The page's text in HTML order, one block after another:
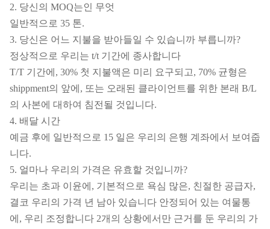
2. 당신의 MOQ는인 무엇
일반적으로 35 톤.
3. 당신은 어느 지불을 받아들일 수 있습니까 부릅니까?
정상적으로 우리는 t/t 기간에 종사합니다
T/T 기간에, 30% 첫 지불액은 미리 요구되고, 70% 균형은
shippment의 앞에, 또는 오래된 클라이언트를 위한 본래 B/L
의 사본에 대하여 침전될 것입니다.
4. 배달 시간
예금 후에 일반적으로 15 일은 우리의 은행 계좌에서 보여줍
니다.
5. 얼마나 우리의 가격은 유효할 것입니까?
우리는 초과 이윤에, 기본적으로 욕심 많은, 친절한 공급자,
결코 우리의 가격 년 남아 있습니다 안정되어 있는 여물통
에, 우리 조정합니다 2개의 상황에서만 근거를 둔 우리의 가